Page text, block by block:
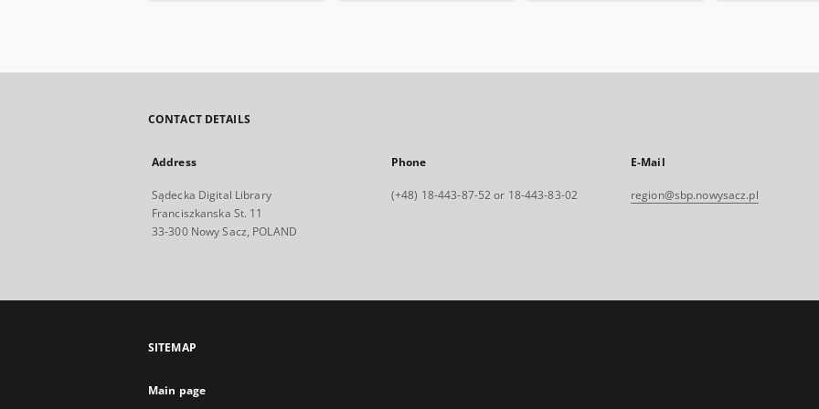
CONTACT DETAILS
Address
Sądecka Digital Library
Franciszkanska St. 11
33-300 Nowy Sacz, POLAND
Phone
(+48) 18-443-87-52 or 18-443-83-02
E-Mail
region@sbp.nowysacz.pl
SITEMAP
Main page